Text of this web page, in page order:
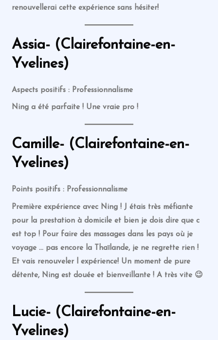
renouvellerai cette expérience sans hésiter!
Assia- (Clairefontaine-en-
Yvelines)
Aspects positifs : Professionnalisme
Ning a été parfaite ! Une vraie pro !
Camille- (Clairefontaine-en-
Yvelines)
Points positifs : Professionnalisme
Première expérience avec Ning ! J étais très méfiante
pour la prestation à domicile et bien je dois dire que c
est top ! Pour faire des massages dans les pays où je
voyage … pas encore la Thaïlande, je ne regrette rien !
Et vais renouveler l expérience! Un moment de pure
détente, Ning est douée et bienveillante ! A très vite 😉
Lucie- (Clairefontaine-en-
Yvelines)